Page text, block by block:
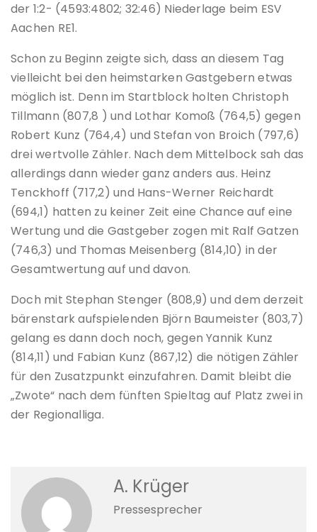
der 1:2- (4593:4802; 32:46) Niederlage beim ESV
Aachen RE1.
Schon zu Beginn zeigte sich, dass an diesem Tag
vielleicht bei den heimstarken Gastgebern etwas
möglich ist. Denn im Startblock holten Christoph
Tillmann (807,8 ) und Lothar Komoß (764,5) gegen
Robert Kunz (764,4) und Stefan von Broich (797,6)
drei wertvolle Zähler. Nach dem Mittelbock sah das
allerdings dann wieder ganz anders aus. Heinz
Tenckhoff (717,2) und Hans-Werner Reichardt
(694,1) hatten zu keiner Zeit eine Chance auf eine
Wertung und die Gastgeber zogen mit Ralf Gatzen
(746,3) und Thomas Meisenberg (814,10) in der
Gesamtwertung auf und davon.
Doch mit Stephan Stenger (808,9) und dem derzeit
bärenstark aufspielenden Björn Baumeister (803,7)
gelang es dann doch noch, gegen Yannik Kunz
(814,11) und Fabian Kunz (867,12) die nötigen Zähler
für den Zusatzpunkt einzufahren. Damit bleibt die
„Zwote“ nach dem fünften Spieltag auf Platz zwei in
der Regionalliga.
A. Krüger
Pressesprecher